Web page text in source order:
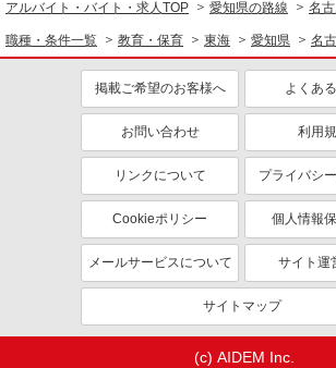
アルバイト・バイト・求人TOP 愛知県の路線 名
職種・条件一覧 教育・保育 東海 愛知県 名
掲載ご希望のお客様へ よくあ
お問い合わせ 利用
リンクについて プライバシ
Cookieポリシー 個人情報
メールサービスについて サイト運
サイトマップ
(c) AIDEM Inc.